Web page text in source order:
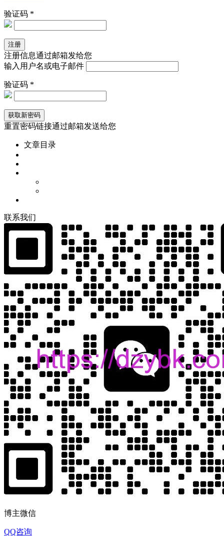
验证码 *
注册信息通过邮箱发给您
输入用户名或电子邮件
验证码 *
重置密码链接通过邮箱发送给您
文章目录
联系我们
博主微信
QQ咨询